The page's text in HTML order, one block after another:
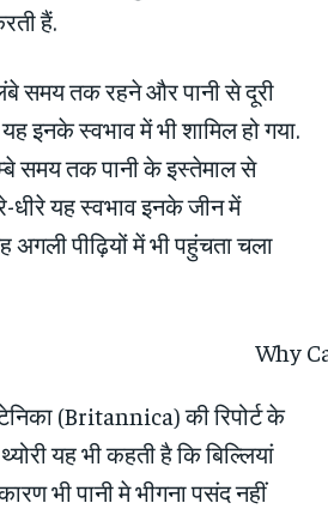
हैं.
समय तक रहने और पानी से दूरी
इनके स्‍वभाव में भी शामिल हो गया.
समय तक पानी के इस्‍तेमाल से
धीरे यह स्‍वभाव इनके जीन में
अगली पीढ़ि‍यों में भी पहुंचता चला
(Britannica) की रिपोर्ट के
यह भी कहती है कि बिल्लियां
भी पानी मे भीगना पसंद नहीं